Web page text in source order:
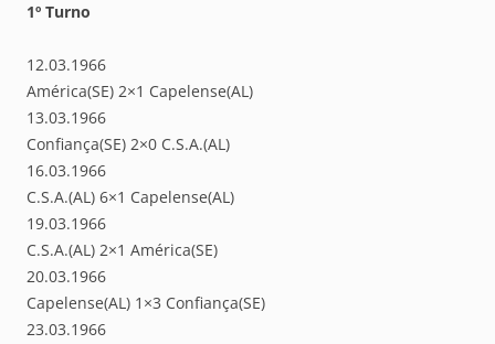
1º Turno
12.03.1966
América(SE) 2×1 Capelense(AL)
13.03.1966
Confiança(SE) 2×0 C.S.A.(AL)
16.03.1966
C.S.A.(AL) 6×1 Capelense(AL)
19.03.1966
C.S.A.(AL) 2×1 América(SE)
20.03.1966
Capelense(AL) 1×3 Confiança(SE)
23.03.1966